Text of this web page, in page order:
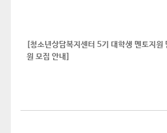
[청소년상담복지센터 5기 대학생 멘토지원
원 모집 안내]